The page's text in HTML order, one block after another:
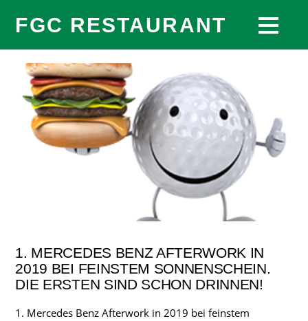
FGC RESTAURANT
1. MERCEDES BENZ AFTERWORK IN
2019 BEI FEINSTEM SONNENSCHEIN.
DIE ERSTEN SIND SCHON DRINNEN!
1. Mercedes Benz Afterwork in 2019 bei feinstem